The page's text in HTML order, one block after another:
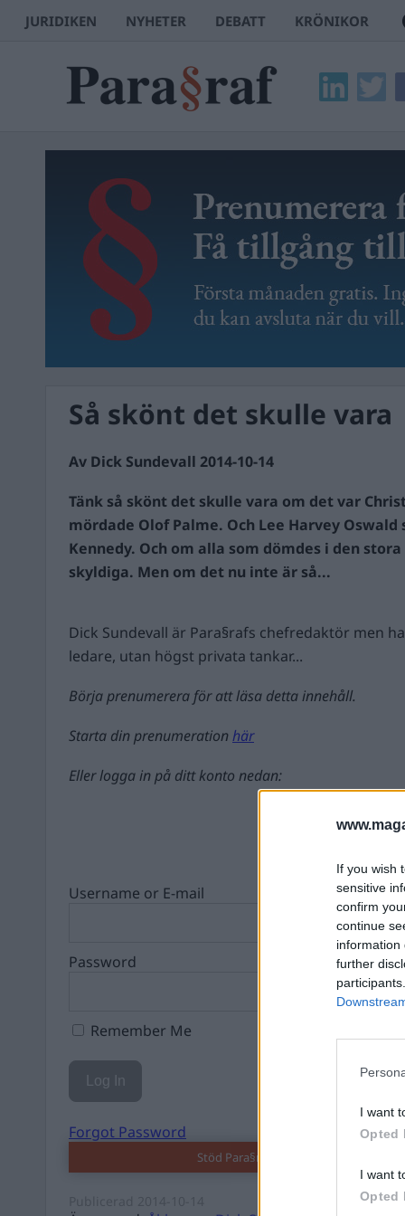
If you wish
sensitive
confirm
continue
information
further
I want
Opted
I want
Opted
JURIDIKEN NYHETER DEBATT KRÖNIKOR
Så skönt det skulle vara
Av Dick Sundevall 2014-10-14
Tänk så skönt det skulle vara om det var
mördade Olof Palme. Och Lee Harvey Oswald
Kennedy. Och om alla som dömdes i den
skyldiga. Men om det nu inte är så...
Dick Sundevall är Para§rafs chefredaktör men
ledare, utan högst privata tankar...
Börja prenumerera för att läsa detta innehåll.
Starta din prenumerationhär
Eller logga in på ditt konto nedan:
Username or E-mail
Password
Remember Me
Forgot Password
Stöd Para§rafs bevakning av